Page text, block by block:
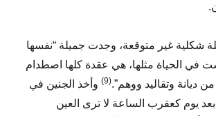
شكلية غير متوقعة، وجدت جميلة “نفسها
في الحياة مثلها، هي عقدة كلها اصطدام
ديانة وتقاليد ووهم”.(9)
وأخذ الجنين في
بعد يوم كعقرب الساعة لا ترى العين